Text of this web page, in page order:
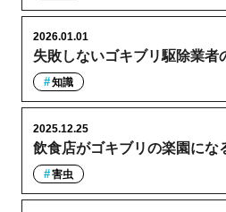
失敗しないゴキブリ駆除業者
2026.01.01
知識
飲食店がゴキブリの楽園にな
2025.12.25
害虫